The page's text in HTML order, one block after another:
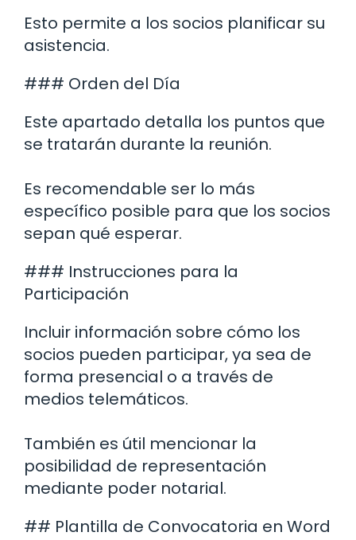
Esto permite a los socios planificar su
asistencia.
### Orden del Día
Este apartado detalla los puntos que
se tratarán durante la reunión.
Es recomendable ser lo más
específico posible para que los socios
sepan qué esperar.
### Instrucciones para la
Participación
Incluir información sobre cómo los
socios pueden participar, ya sea de
forma presencial o a través de
medios telemáticos.
También es útil mencionar la
posibilidad de representación
mediante poder notarial.
## Plantilla de Convocatoria en Word